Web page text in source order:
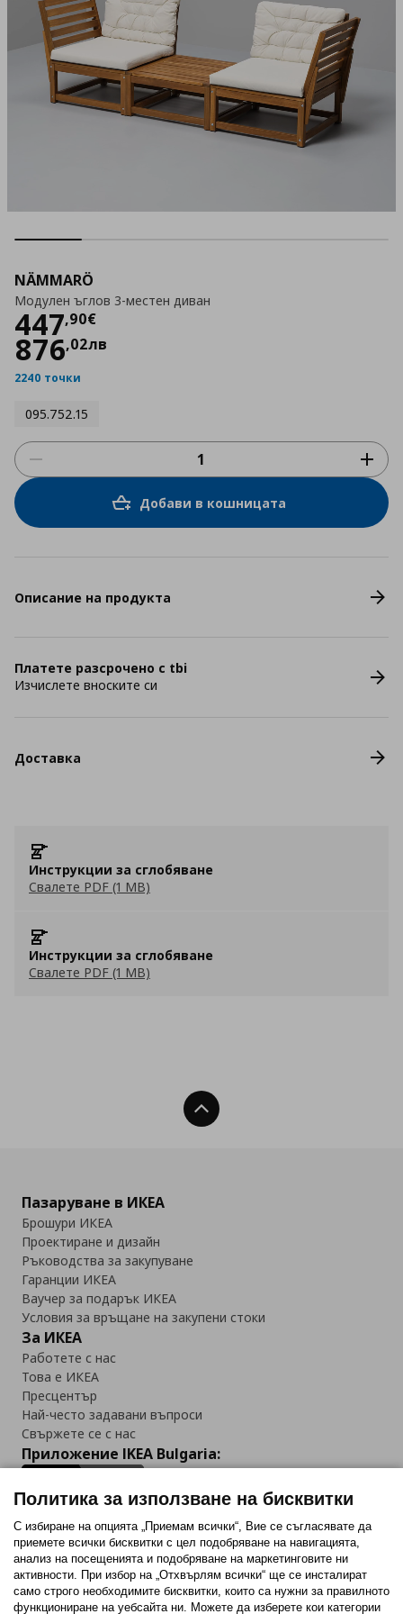
NÄMMARÖ
Модулен ъглов 3-местен диван
447,90€
Цена447,90 €
876,02лв
2240 точки
095.752.15
Добави в кошницата
Описание на продукта
Платете разсрочено с tbi
Изчислете вноските си
Доставка
Инструкции за сглобяване
Свалете PDF (1 MB)
Инструкции за сглобяване
Свалете PDF (1 MB)
Нагоре
Пазаруване в ИКЕА
Брошури ИКЕА
Проектиране и дизайн
Ръководства за закупуване
Гаранции ИКЕА
Ваучер за подарък ИКЕА
Условия за връщане на закупени стоки
За ИКЕА
Работете с нас
Това е ИКЕА
Пресцентър
Най-често задавани въпроси
Свържете се с нас
Приложение IKEA Bulgaria:
Последвайте ни:
FacebookTwitterYoutubePinterestInstagram
Политика за използване на бисквитки
С избиране на опцията „Приемам всички“, Вие се съгласявате да
приемете всички бисквитки с цел подобряване на навигацията,
анализ на посещенията и подобряване на маркетинговите ни
активности. При избор на „Отхвърлям всички“ ще се инсталират
само строго необходимитe бисквитки, които са нужни за правилното
функциониране на уебсайта ни. Можете да изберете кои категории